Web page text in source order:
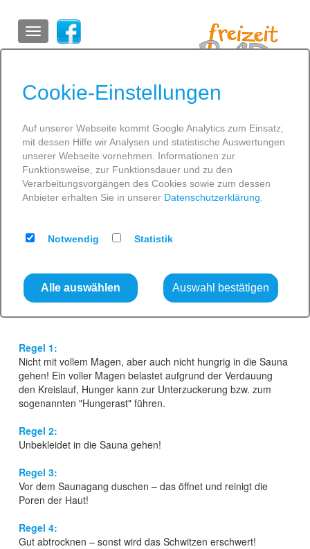
Stadtwerke Greifswald
SCHWIMMEN
GESUNDHEIT
SPASS
Home»Entspannung»Sauna» Wissenswertes »
Sauna-Knigge
Sauna-Knigge
"Sauna-Knigge"
den Einstieg in die Saunawelt erleichtern. Wenn Sie die
folgenden Regeln beherzigen, steht Ihrer Entspannung im
Regel 1:
Nicht mit vollem Magen, aber auch nicht hungrig in die Sauna
gehen! Ein voller Magen belastet aufgrund der Verdauung
den Kreislauf, Hunger kann zur Unterzuckerung bzw. zum
sogenannten "Hungerast" führen.
Regel 2:
Unbekleidet in die Sauna gehen!
Regel 3:
Vor dem Saunagang duschen – das öffnet und reinigt die
Poren der Haut!
Regel 4:
Gut abtrocknen – sonst wird das Schwitzen erschwert!
Cookie-Einstellungen
Auf unserer Webseite kommt Google Analytics zum Einsatz,
mit dessen Hilfe wir Analysen und statistische Auswertungen
unserer Webseite vornehmen. Informationen zur
Funktionsweise, zur Funktionsdauer und zu den
Verarbeitungsvorgängen des Cookies sowie zum dessen
Anbieter erhalten Sie in unserer Datenschutzerklärung
Notwendig Statistik
Alle auswählen Auswahl bestätigen